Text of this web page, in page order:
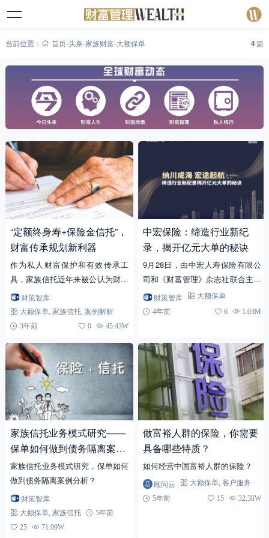
当前位置： 首页-头条-家族财富-大额保单 4篇
“定额终身寿+保险金信托”，
财富传承规划新利器
作为私人财富保护和有效传承工
具，家族信托近年来被公认为财富
管理领域皇冠上的明珠。家族信托
在国内起步较晚，依托于高净值客
户人群的大幅增多，大家的财...
财策智库
大额保单 家族信托, 案例解析
3年前
0 45.43W
中宏保险：缔造行业新纪
录，揭开亿元大单的秘诀
9月28日，由中宏人寿保险有限公
司和《财富管理》杂志社联合主办
的“纳川成海，宏途起航”行业高端
公开课在上海文华东方酒店顺利举
财策智库
大额保单
4年前
6 1.03M
家族信托业务模式研究——
保单如何做到债务隔离案例
分析
家族信托业务模式研究，保单如何
做到债务隔离案例分析？
财策智库
大额保单, 家族信托
5年前
25
71.09W
做富裕人群的保险，你需要
具备哪些特质？
如何经营中国富裕人群的保险？
顾问云 大额保单, 客户服务
5年前
15 32.38W